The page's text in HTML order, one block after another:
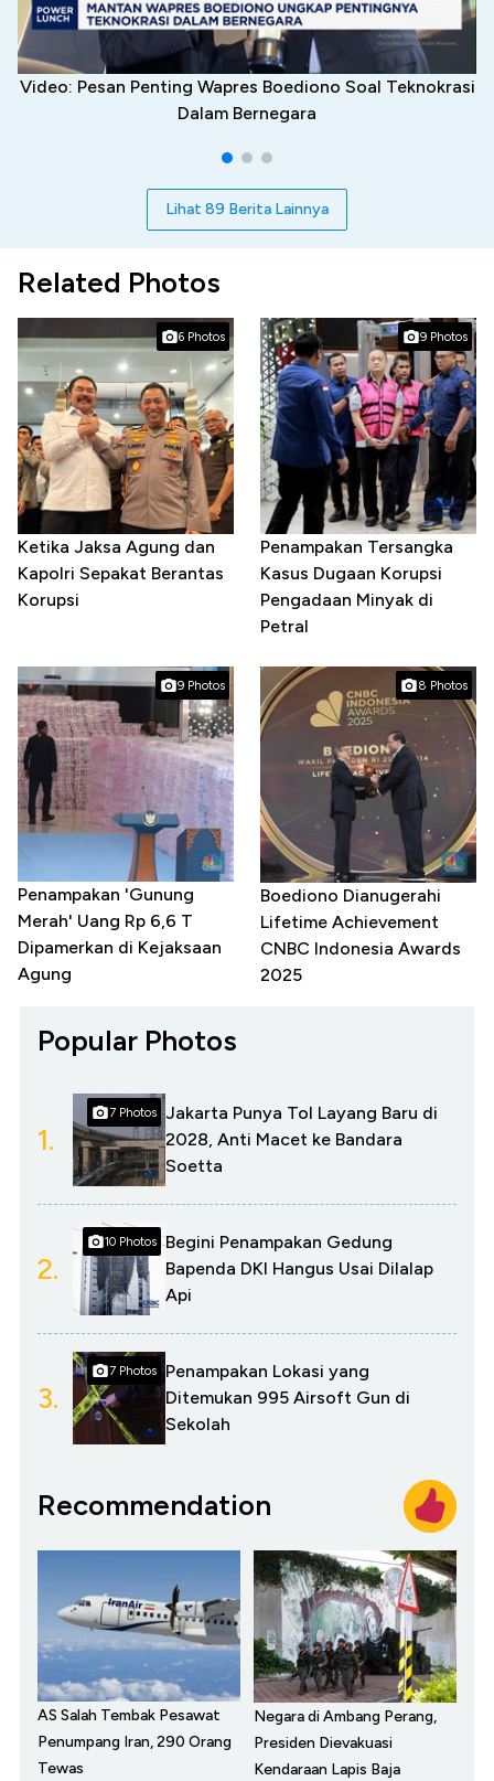
Video: Pesan Penting Wapres Boediono Soal Teknokrasi
Dalam Bernegara
Lihat 89 Berita Lainnya
Related Photos
6 Photos
Ketika Jaksa Agung dan
Kapolri Sepakat Berantas
Korupsi
9 Photos
Penampakan Tersangka
Kasus Dugaan Korupsi
Pengadaan Minyak di
Petral
9 Photos
Penampakan 'Gunung
Merah' Uang Rp 6,6 T
Dipamerkan di Kejaksaan
Agung
8 Photos
Boediono Dianugerahi
Lifetime Achievement
CNBC Indonesia Awards
2025
Popular Photos
1.
7 Photos
Jakarta Punya Tol Layang Baru di
2028, Anti Macet ke Bandara
Soetta
2.
10 Photos
Begini Penampakan Gedung
Bapenda DKI Hangus Usai Dilalap
Api
3.
7 Photos
Penampakan Lokasi yang
Ditemukan 995 Airsoft Gun di
Sekolah
Recommendation
AS Salah Tembak Pesawat
Penumpang Iran, 290 Orang
Tewas
Negara di Ambang Perang,
Presiden Dievakuasi
Kendaraan Lapis Baja